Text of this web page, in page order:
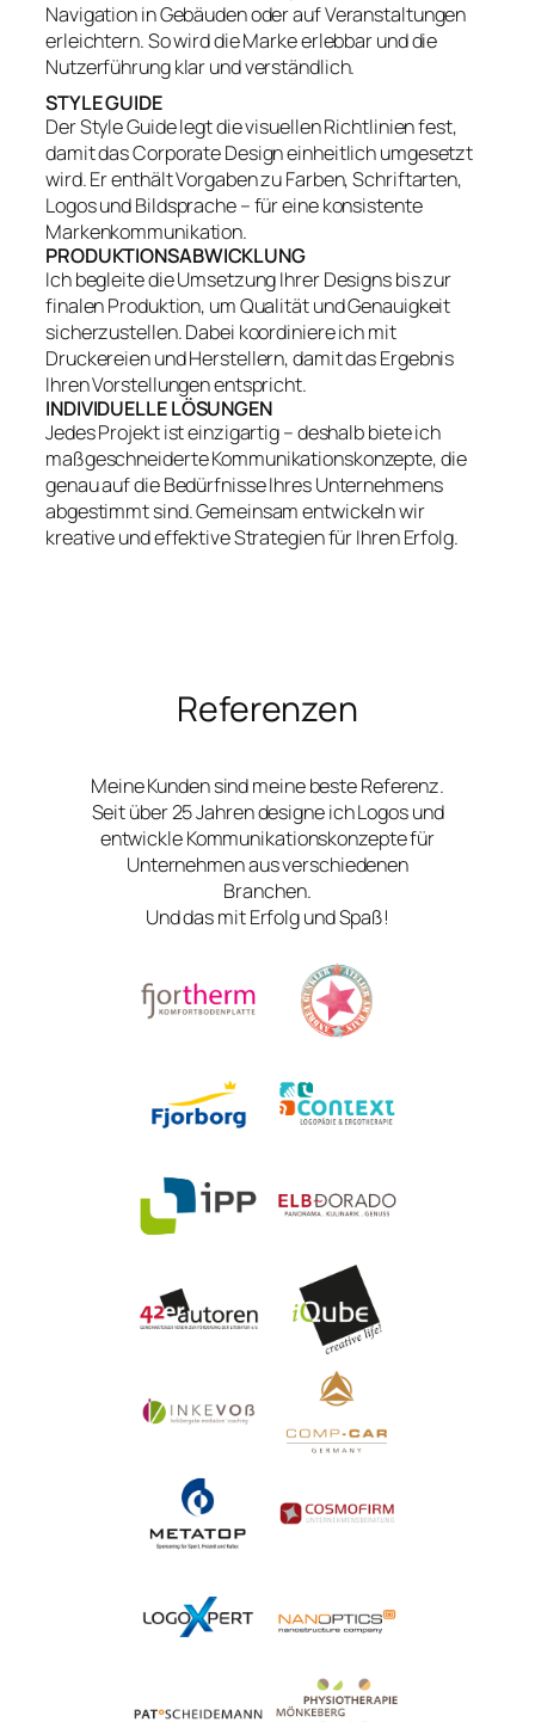
Navigation in Gebäuden oder auf Veranstaltungen
erleichtern. So wird die Marke erlebbar und die
Nutzerführung klar und verständlich.
STYLE GUIDE
Der Style Guide legt die visuellen Richtlinien fest,
damit das Corporate Design einheitlich umgesetzt
wird. Er enthält Vorgaben zu Farben, Schriftarten,
Logos und Bildsprache – für eine konsistente
Markenkommunikation.
PRODUKTIONSABWICKLUNG
Ich begleite die Umsetzung Ihrer Designs bis zur
finalen Produktion, um Qualität und Genauigkeit
sicherzustellen. Dabei koordiniere ich mit
Druckereien und Herstellern, damit das Ergebnis
Ihren Vorstellungen entspricht.
INDIVIDUELLE LÖSUNGEN
Jedes Projekt ist einzigartig – deshalb biete ich
maßgeschneiderte Kommunikationskonzepte, die
genau auf die Bedürfnisse Ihres Unternehmens
abgestimmt sind. Gemeinsam entwickeln wir
kreative und effektive Strategien für Ihren Erfolg.
Referenzen
Meine Kunden sind meine beste Referenz.
Seit über 25 Jahren designe ich Logos und
entwickle Kommunikationskonzepte für
Unternehmen aus verschiedenen
Branchen.
Und das mit Erfolg und Spaß!